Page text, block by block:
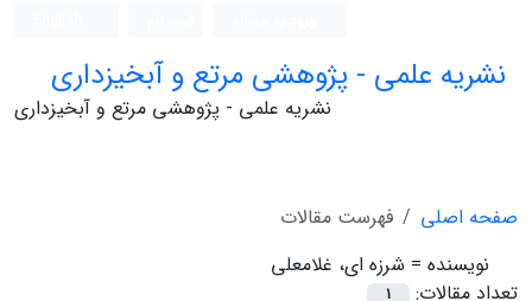
نشریه علمی - پژوهشی مرتع و آبخیزداری
نشریه علمی - پژوهشی مرتع و آبخیزداری
صفحه اصلی
فهرست مقالات
نویسنده = شرزه ای، غلامعلی
تعداد مقالات:
1